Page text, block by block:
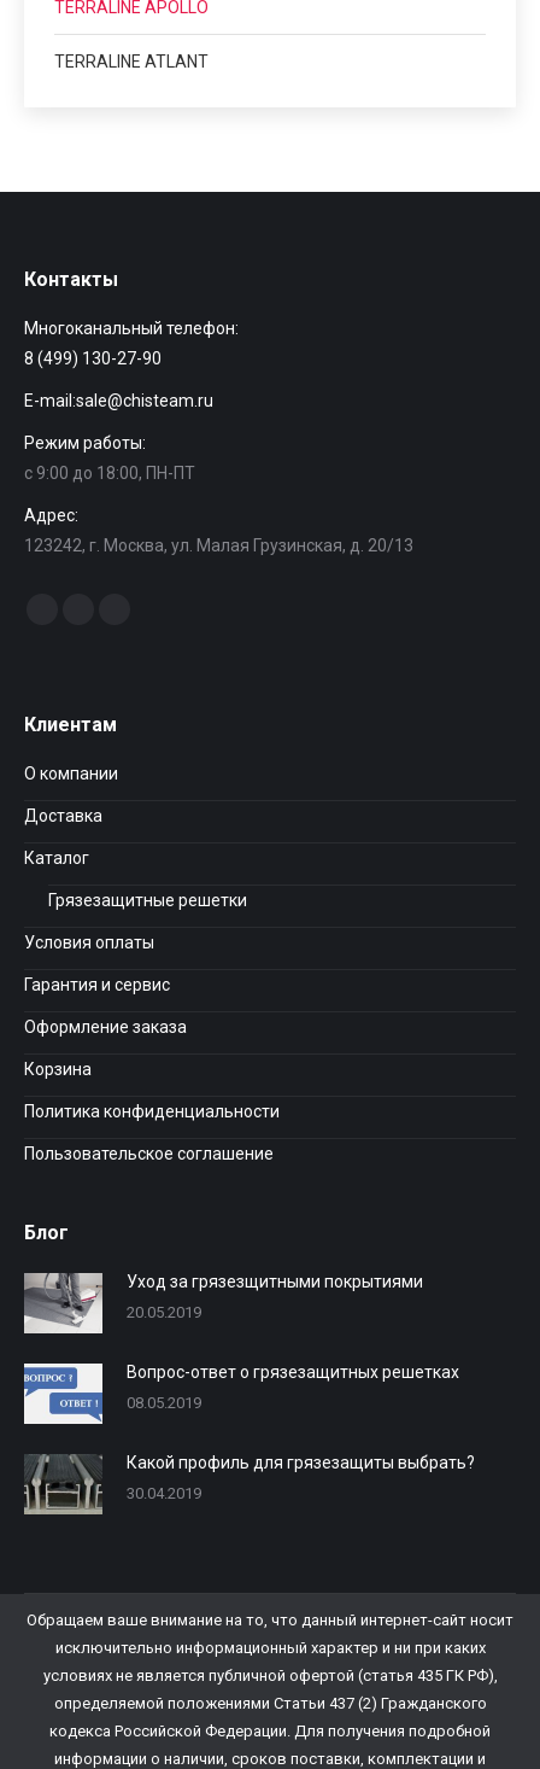
TERRALINE APOLLO
TERRALINE ATLANT
Контакты
Многоканальный телефон:
8 (499) 130-27-90
E-mail:sale@chisteam.ru
Режим работы:
с 9:00 до 18:00, ПН-ПТ
Адрес:
123242, г. Москва, ул. Малая Грузинская, д. 20/13
Клиентам
О компании
Доставка
Каталог
Грязезащитные решетки
Условия оплаты
Гарантия и сервис
Оформление заказа
Корзина
Политика конфиденциальности
Пользовательское соглашение
Блог
Уход за грязезщитными покрытиями
20.05.2019
Вопрос-ответ о грязезащитных решетках
08.05.2019
Какой профиль для грязезащиты выбрать?
30.04.2019
Обращаем ваше внимание на то, что данный интернет-сайт носит
исключительно информационный характер и ни при каких
условиях не является публичной офертой (статья 435 ГК РФ),
определяемой положениями Статьи 437 (2) Гражданского
кодекса Российской Федерации. Для получения подробной
информации о наличии, сроков поставки, комплектации и